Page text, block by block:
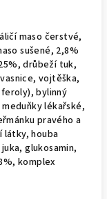
maso čerstvé,
sušené, 2,8%
drůbeží tuk,
vojtěška,
bylinný
lékařské,
pravého a
látky, houba
glukosamin,
komplex